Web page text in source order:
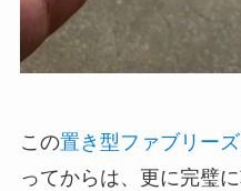
この置き型ファブリーズ
ってからは、更に完璧